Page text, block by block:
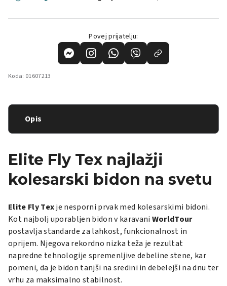
Povej prijatelju:
Koda: 01607213
Opis
Elite Fly Tex najlažji
kolesarski bidon na svetu
Elite Fly Texje nesporni prvak med kolesarskimi bidoni.
Kot najbolj uporabljen bidon v karavani WorldTour
postavlja standarde za lahkost, funkcionalnost in
oprijem. Njegova rekordno nizka teža je rezultat
napredne tehnologije spremenljive debeline stene, kar
pomeni, da je bidon tanjši na sredini in debelejši na dnu ter
vrhu za maksimalno stabilnost.